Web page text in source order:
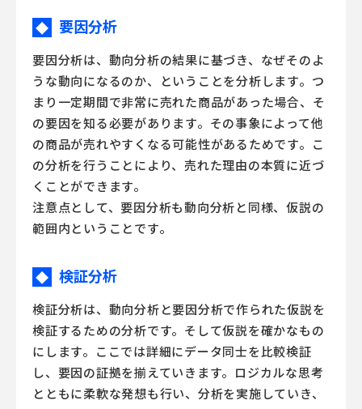
◆ 要因分析
要因分析は、動向分析の結果に基づき、なぜそのよ
うな動向になるのか、ということを分析します。つ
まり一定期間で非常に売れた商品があった場合、そ
の要因を知る必要があります。その事象によって他
の商品が売れやすくなる可能性があるためです。こ
の分析を行うことにより、売れた理由の本質に近づ
くことができます。
注意点として、要因分析も動向分析と同様、仮説の
範囲内ということです。
◆ 検証分析
検証分析は、動向分析と要因分析で作られた仮説を
検証するための分析です。そして仮説を確かなもの
にします。ここでは詳細にデータ同士を比較検証
し、要因の証拠を揃えていきます。ロジカルな思考
とともに柔軟な発想も行い、分析を実施していき、